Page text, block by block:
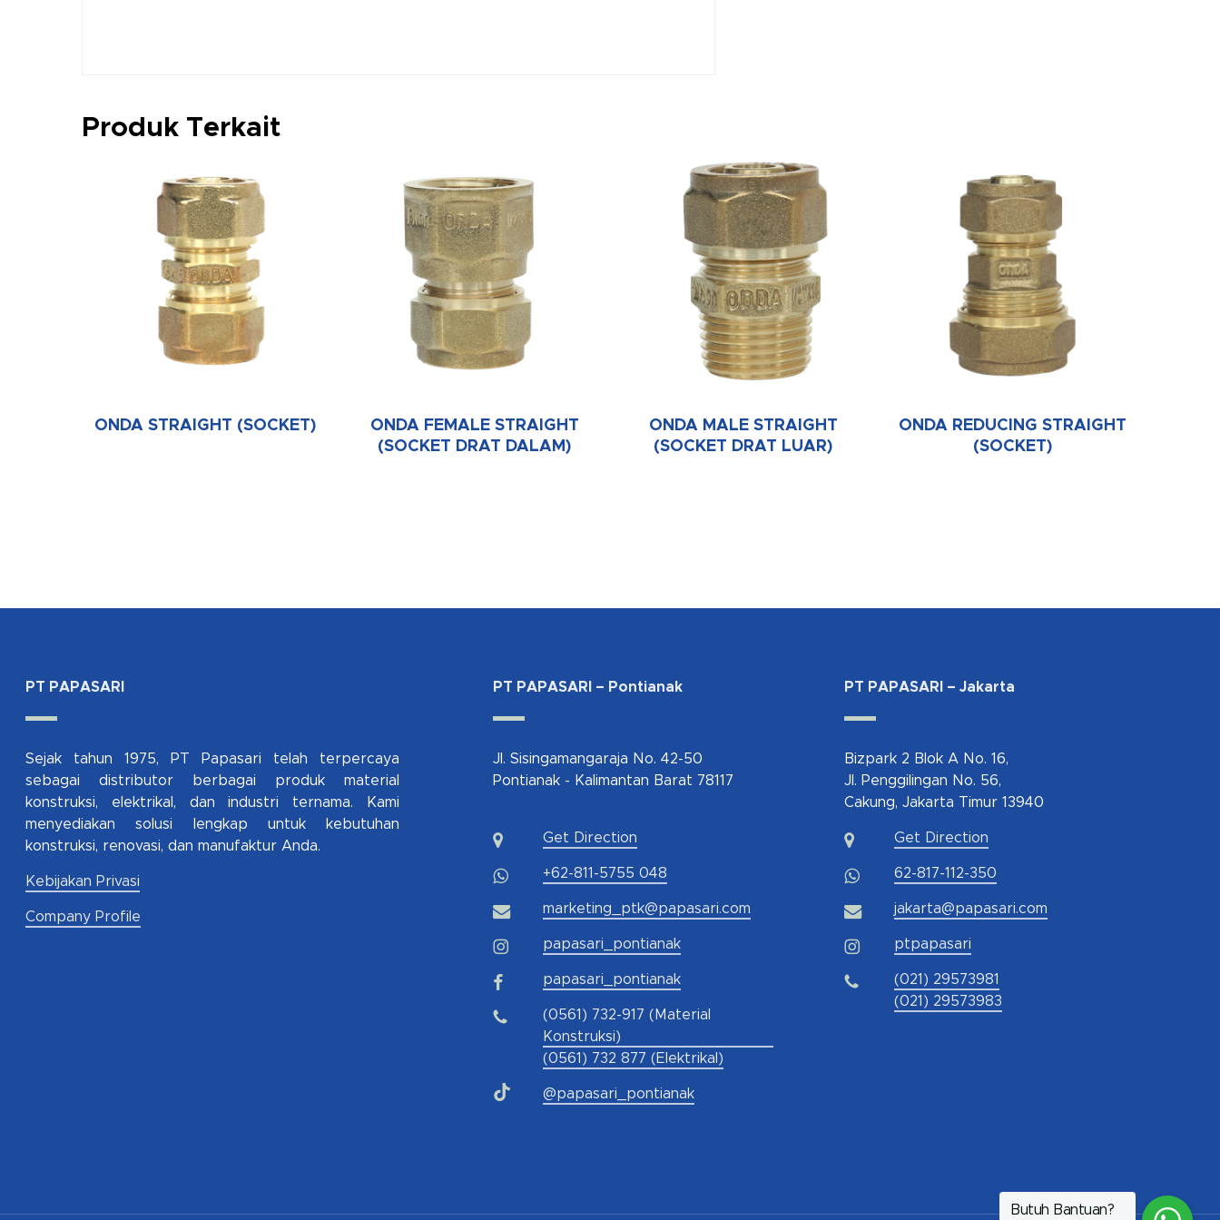
Produk Terkait
ONDA STRAIGHT (SOCKET)
ONDA FEMALE STRAIGHT
(SOCKET DRAT DALAM)
ONDA MALE STRAIGHT
(SOCKET DRAT LUAR)
ONDA REDUCING STRAIGHT
(SOCKET)
PT PAPASARI
Sejak tahun 1975, PT Papasari telah terpercaya
sebagai distributor berbagai produk material
konstruksi, elektrikal, dan industri ternama. Kami
menyediakan solusi lengkap untuk kebutuhan
konstruksi, renovasi, dan manufaktur Anda.
Kebijakan Privasi
Company Profile
PT PAPASARI – Pontianak
Jl. Sisingamangaraja No. 42-50
Pontianak - Kalimantan Barat 78117
Get Direction
+62-811-5755 048
marketing_ptk@papasari.com
papasari_pontianak
papasari_pontianak
(0561) 732-917 (Material
Konstruksi)
(0561) 732 877 (Elektrikal)
@papasari_pontianak
PT PAPASARI – Jakarta
Bizpark 2 Blok A No. 16,
Jl. Penggilingan No. 56,
Cakung, Jakarta Timur 13940
Get Direction
62-817-112-350
jakarta@papasari.com
ptpapasari
(021) 29573981
(021) 29573983
Butuh Bantuan?